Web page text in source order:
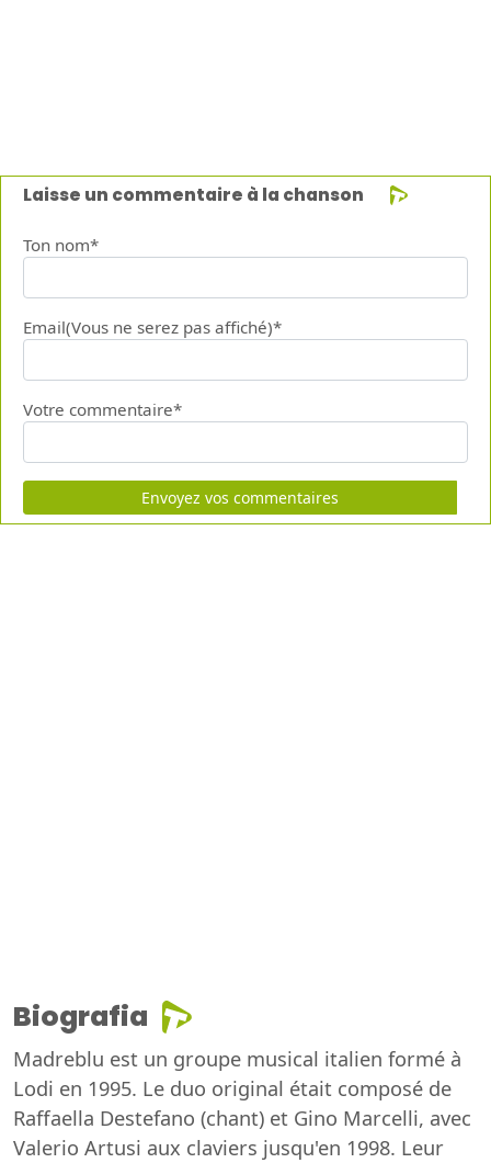
Laisse un commentaire à la chanson
Ton nom*
Email(Vous ne serez pas affiché)*
Votre commentaire*
Envoyez vos commentaires
Biografia
Madreblu est un groupe musical italien formé à
Lodi en 1995. Le duo original était composé de
Raffaella Destefano (chant) et Gino Marcelli, avec
Valerio Artusi aux claviers jusqu'en 1998. Leur